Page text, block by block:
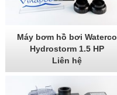
Máy bơm hồ bơi Waterco
Hydrostorm 1.5 HP
Liên hệ